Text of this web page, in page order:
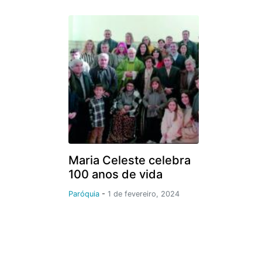
Maria Celeste celebra
100 anos de vida
Paróquia - 1 de fevereiro, 2024